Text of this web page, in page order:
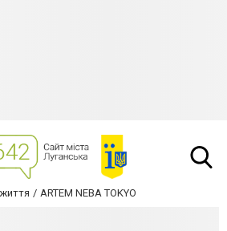
ARTEM NEBA TOKYO